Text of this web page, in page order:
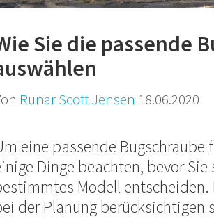
Sie die passende
Runar Scott Jensen 18.06.2020
eine passende Bugschraube
Dinge beachten, bevor
Modell
der Planung berücksichtigen